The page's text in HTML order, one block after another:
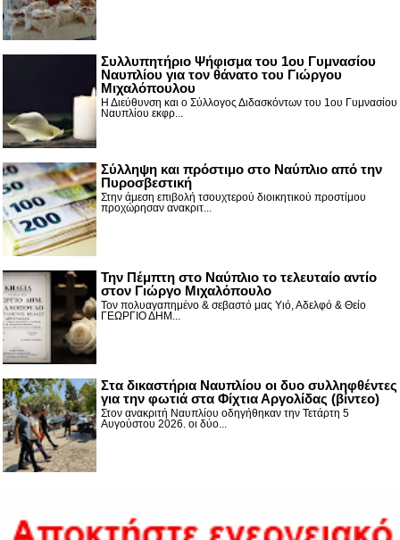
Συλλυπητήριο Ψήφισμα του 1ου Γυμνασίου
Ναυπλίου για τον θάνατο του Γιώργου
Μιχαλόπουλου
Η Διεύθυνση και ο Σύλλογος Διδασκόντων του 1ου Γυμνασίου
Ναυπλίου εκφρ...
Σύλληψη και πρόστιμο στο Ναύπλιο από την
Πυροσβεστική
Στην άμεση επιβολή τσουχτερού διοικητικού προστίμου
προχώρησαν ανακριτ...
Την Πέμπτη στο Ναύπλιο το τελευταίο αντίο
στον Γιώργο Μιχαλόπουλο
Τον πολυαγαπημένο & σεβαστό μας Υιό, Αδελφό & Θείο
ΓΕΩΡΓΙΟ ΔΗΜ...
Στα δικαστήρια Ναυπλίου οι δυο συλληφθέντες
για την φωτιά στα Φίχτια Αργολίδας (βίντεο)
Στον ανακριτή Ναυπλίου οδηγήθηκαν την Τετάρτη 5
Αυγούστου 2026. οι δύο...